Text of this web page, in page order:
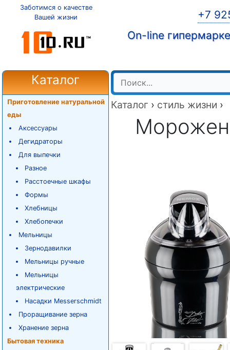
Заботимся о качестве
Вашей жизни
+7
On-line
Каталог
Приготовление натуральной
еды
Аксессуары
Дегидраторы
Для выпечки
Разное
Расстоечные шкафы
Формы
Хлебницы
Хлебопечки
Мельницы
Зернодавилки
Мельницы ручные
Мельницы
электрические
Насадки Messerschmidt
Проращивание зерна
Хранение зерна
Бытовая техника
Каталог › стиль жизни ›